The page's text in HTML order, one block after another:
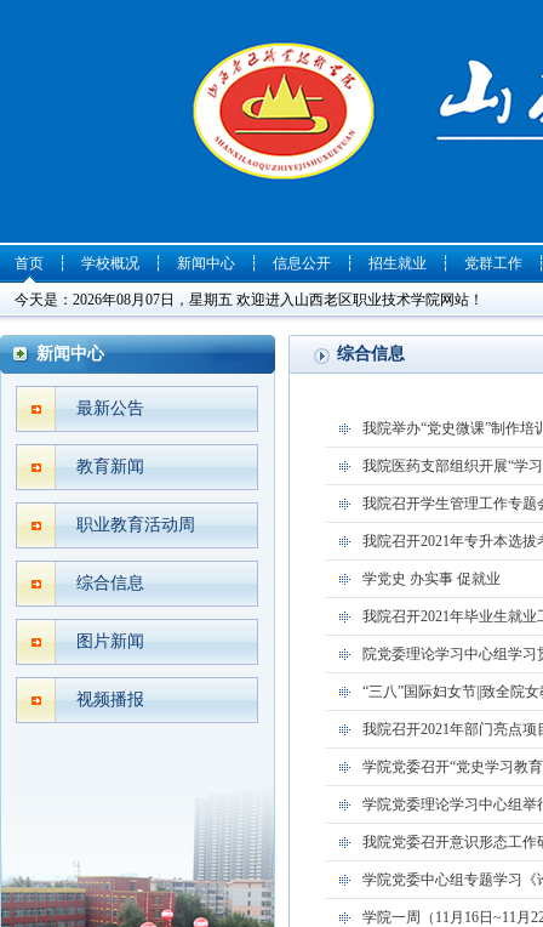
首页
今天是：2026年08月07日，星期五 欢迎进入山西老区职业技术学院网站！
┆ 学校概况 ┆ 新闻中心 ┆ 信息公开 ┆ 招生就业 ┆ 党群工作
新闻中心
最新公告
教育新闻
职业教育活动周
综合信息
图片新闻
视频播报
综合信息
我院举办“党史微课”制作培
我院医药支部组织开展“学
我院召开学生管理工作专题
我院召开2021年专升本选
学党史 办实事 促就业
我院召开2021年毕业生就业
院党委理论学习中心组学习
“三八”国际妇女节||致全院
我院召开2021年部门亮点项
学院党委召开“党史学习教
学院党委理论学习中心组
我院党委召开意识形态工
学院党委中心组专题学习《
学院一周（11月16日~11月